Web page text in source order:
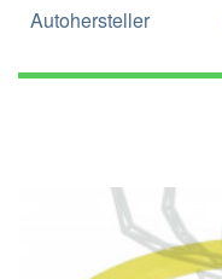
Autohersteller